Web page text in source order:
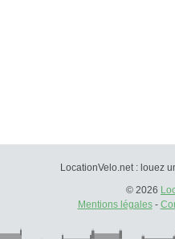
LocationVelo.net : louez
© 2026
Mentions légales-